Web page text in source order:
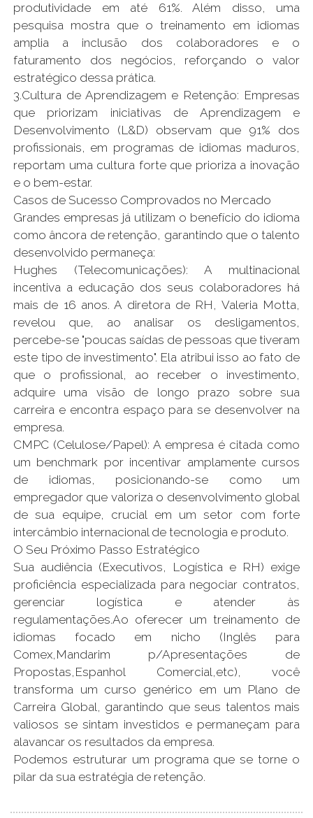
produtividade em até 61%. Além disso, uma
pesquisa mostra que o treinamento em idiomas
amplia a inclusão dos colaboradores e o
faturamento dos negócios, reforçando o valor
estratégico dessa prática.
3.Cultura de Aprendizagem e Retenção: Empresas
que priorizam iniciativas de Aprendizagem e
Desenvolvimento (L&D) observam que 91% dos
profissionais, em programas de idiomas maduros,
reportam uma cultura forte que prioriza a inovação
e o bem-estar.
Casos de Sucesso Comprovados no Mercado
Grandes empresas já utilizam o benefício do idioma
como âncora de retenção, garantindo que o talento
desenvolvido permaneça:
Hughes (Telecomunicações): A multinacional
incentiva a educação dos seus colaboradores há
mais de 16 anos. A diretora de RH, Valeria Motta,
revelou que, ao analisar os desligamentos,
percebe-se "poucas saídas de pessoas que tiveram
este tipo de investimento". Ela atribui isso ao fato de
que o profissional, ao receber o investimento,
adquire uma visão de longo prazo sobre sua
carreira e encontra espaço para se desenvolver na
empresa.
CMPC (Celulose/Papel): A empresa é citada como
um benchmark por incentivar amplamente cursos
de idiomas, posicionando-se como um
empregador que valoriza o desenvolvimento global
de sua equipe, crucial em um setor com forte
intercâmbio internacional de tecnologia e produto.
O Seu Próximo Passo Estratégico
Sua audiência (Executivos, Logística e RH) exige
proficiência especializada para negociar contratos,
gerenciar logística e atender às
regulamentações.Ao oferecer um treinamento de
idiomas focado em nicho (Inglês para
Comex,Mandarim p/Apresentações de
Propostas,Espanhol Comercial,etc), você
transforma um curso genérico em um Plano de
Carreira Global, garantindo que seus talentos mais
valiosos se sintam investidos e permaneçam para
alavancar os resultados da empresa.
Podemos estruturar um programa que se torne o
pilar da sua estratégia de retenção.